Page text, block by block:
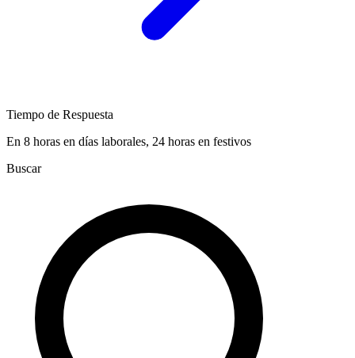
Tiempo de Respuesta
En 8 horas en días laborales, 24 horas en festivos
Buscar